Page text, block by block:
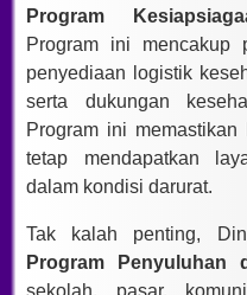
Program
Program ini mencakup
penyediaan logistik
serta dukungan
Program ini memastikan
tetap mendapatkan
dalam kondisi darurat.
Tak kalah penting,
Program Penyuluhan